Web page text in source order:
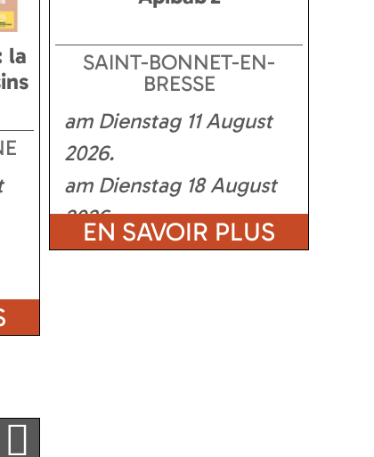
la
SAINT-BONNET-EN-
BRESSE
am Dienstag 11 August
2026
am Dienstag 18 August
2026EN SAVOIR PLUS
a ma sélection